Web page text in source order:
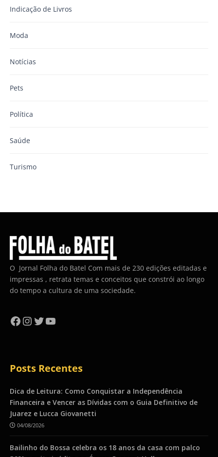
Indicação de Livros
Moda
Notícias
Pets
Política
Saúde
Turismo
O Jornal Folha do Batel Com mais de 230 edições editadas e
impressas , retrata temas e conceitos que constrói ao longo
do tempo a cultura de uma sociedade.
Facebook
Instagram
Twitter
YouTube
Posts Recentes
Dica de Leitura: Como Conquistar a Independência
Financeira e Vencer as Dívidas com o Guia Definitivo de
Juarez e Lucca Giovanetti
04/08/2026
Bailinho do Bossa celebra os 18 anos da casa com palco